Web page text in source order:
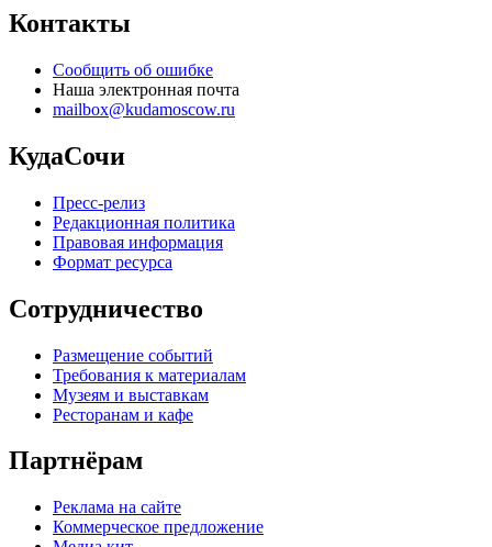
Контакты
Сообщить об ошибке
Наша электронная почта
mailbox@kudamoscow.ru
КудаСочи
Пресс-релиз
Редакционная политика
Правовая информация
Формат ресурса
Сотрудничество
Размещение событий
Требования к материалам
Музеям и выставкам
Ресторанам и кафе
Партнёрам
Реклама на сайте
Коммерческое предложение